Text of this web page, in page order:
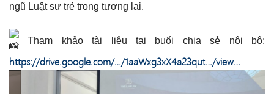
ngũ Luật sư trẻ trong tương lai.
Tham khảo tài liệu tại buổi chia sẻ nội bộ:
https://drive.google.com/…/1aaWxg3xX4a23qut…/view…